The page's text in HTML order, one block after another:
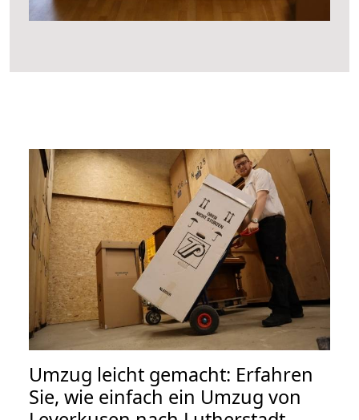
Umzug leicht gemacht: Erfahren
Sie, wie einfach ein Umzug von